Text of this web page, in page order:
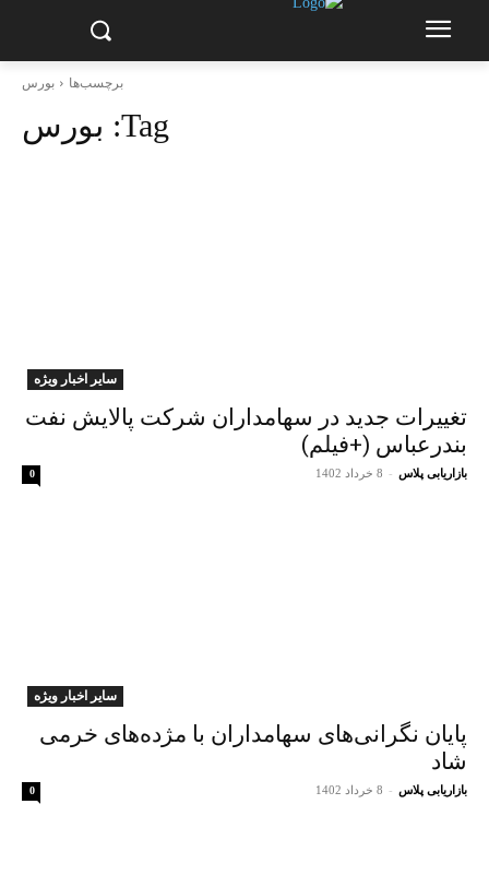
برچسب‌ها بورس
Tag: بورس
سایر اخبار ویژه
تغییرات جدید در سهامداران شرکت پالایش نفت
بندرعباس (+فیلم)
بازاریابی پلاس - 8 خرداد 1402 0
سایر اخبار ویژه
پایان نگرانی‌های سهامداران با مژده‌های خرمی
شاد
بازاریابی پلاس - 8 خرداد 1402 0